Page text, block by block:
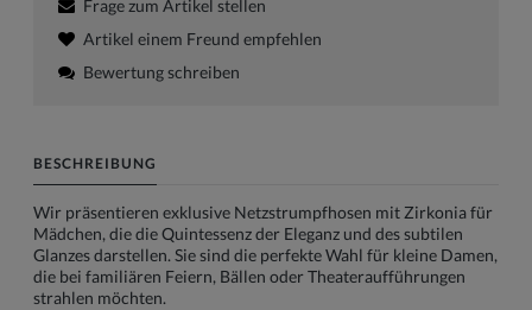
Frage zum Artikel stellen
Artikel einem Freund empfehlen
Bewertung schreiben
BESCHREIBUNG
Wir präsentieren exklusive Netzstrumpfhosen mit Zirkonia für
Mädchen, die die Quintessenz der Eleganz und des subtilen
Glanzes darstellen. Sie sind die perfekte Wahl für kleine Damen,
die bei familiären Feiern, Bällen oder Theateraufführungen
strahlen möchten.